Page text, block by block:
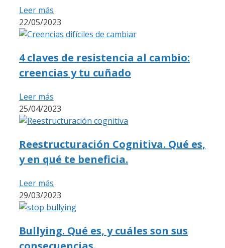
Leer más
22/05/2023
4 claves de resistencia al cambio:
creencias y tu cuñado
Leer más
25/04/2023
Reestructuración Cognitiva. Qué es,
y en qué te beneficia.
Leer más
29/03/2023
Bullying. Qué es, y cuáles son sus